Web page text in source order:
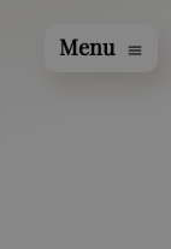
Menu menu